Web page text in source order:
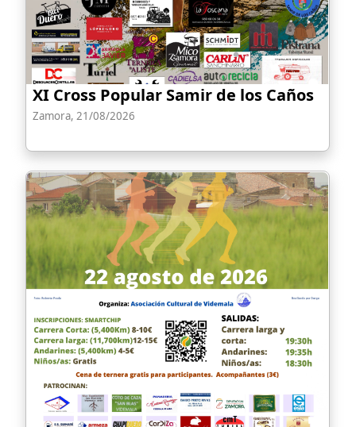
XI Cross Popular Samir de los Caños
Zamora, 21/08/2026